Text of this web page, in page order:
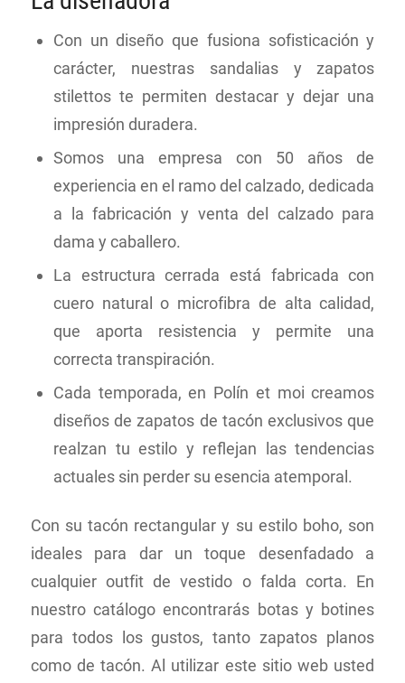
Con un diseño que fusiona sofisticación y
carácter, nuestras sandalias y zapatos
stilettos te permiten destacar y dejar una
impresión duradera.
Somos una empresa con 50 años de
experiencia en el ramo del calzado, dedicada
a la fabricación y venta del calzado para
dama y caballero.
La estructura cerrada está fabricada con
cuero natural o microfibra de alta calidad,
que aporta resistencia y permite una
correcta transpiración.
Cada temporada, en Polín et moi creamos
diseños de zapatos de tacón exclusivos que
realzan tu estilo y reflejan las tendencias
actuales sin perder su esencia atemporal.
Con su tacón rectangular y su estilo boho, son
ideales para dar un toque desenfadado a
cualquier outfit de vestido o falda corta. En
nuestro catálogo encontrarás botas y botines
para todos los gustos, tanto zapatos planos
como de tacón. Al utilizar este sitio web usted